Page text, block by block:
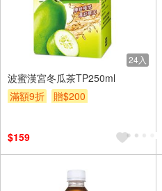
24入
波蜜漢宮冬瓜茶TP250ml
滿額9折
贈$200
$159